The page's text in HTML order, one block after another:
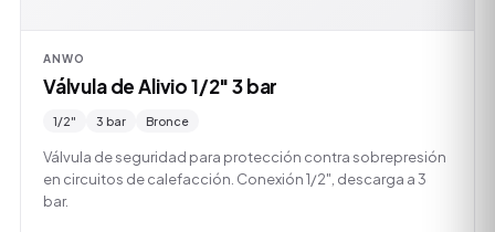
ANWO
Válvula de Alivio 1/2" 3 bar
1/2" 3 bar Bronce
Válvula de seguridad para protección contra sobrepresión
en circuitos de calefacción. Conexión 1/2", descarga a 3
bar.